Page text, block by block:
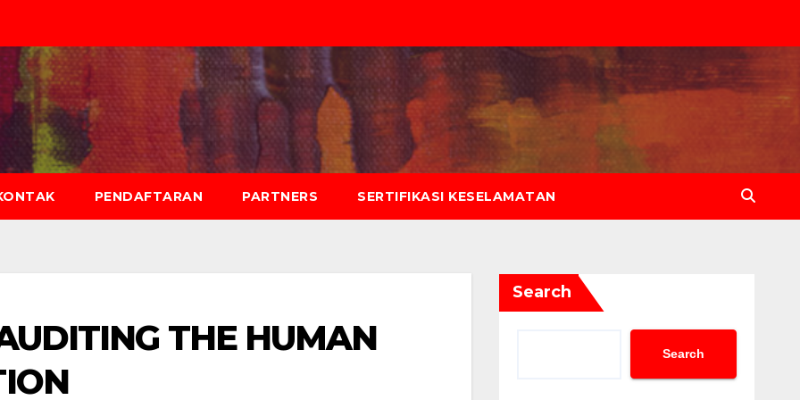
PENDAFTARAN PARTNERS SERTIFIKASI KESELAMATAN
THE HUMAN
Search
Search